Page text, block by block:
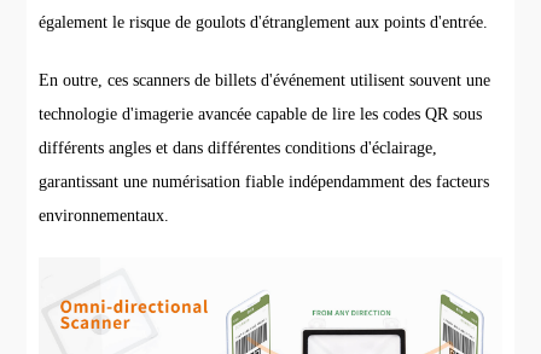
également le risque de goulots d'étranglement aux points d'entrée.
En outre, ces scanners de billets d'événement utilisent souvent une
technologie d'imagerie avancée capable de lire les codes QR sous
différents angles et dans différentes conditions d'éclairage,
garantissant une numérisation fiable indépendamment des facteurs
environnementaux.